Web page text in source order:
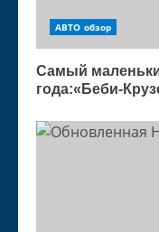
АВТО обзор
Самый
года:«Беби-